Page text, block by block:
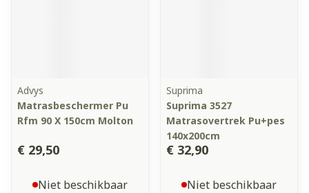
Advys
Matrasbeschermer Pu
Rfm 90 X 150cm Molton
€ 29,50
Niet beschikbaar
Suprima
Suprima 3527
Matrasovertrek Pu+pes
140x200cm
€ 32,90
Niet beschikbaar